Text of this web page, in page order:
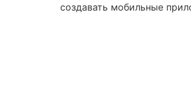
создавать мобильные